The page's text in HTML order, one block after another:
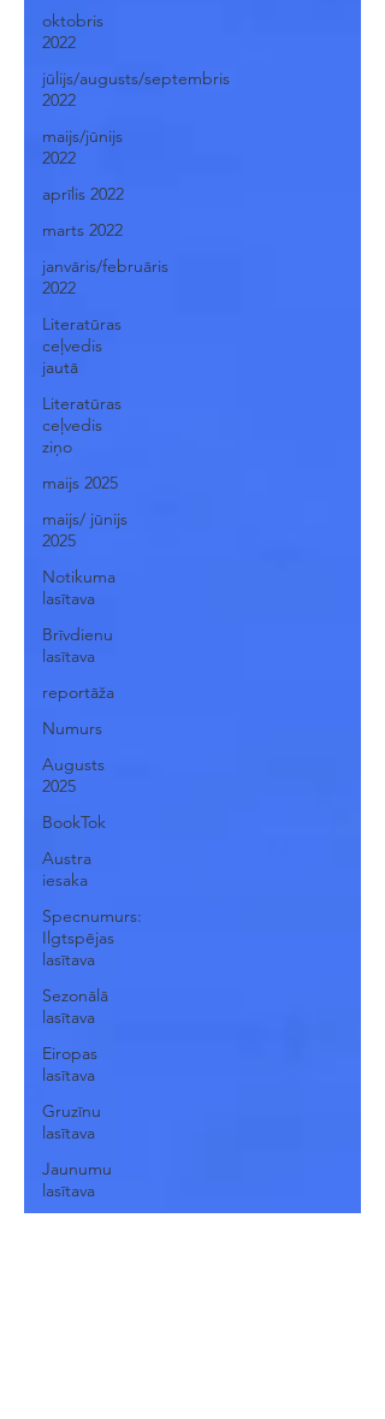
oktobris
2022
jūlijs/augusts/septembris
2022
maijs/jūnijs
2022
aprīlis 2022
marts 2022
janvāris/februāris
2022
Literatūras
ceļvedis
jautā
Literatūras
ceļvedis
ziņo
maijs 2025
maijs/ jūnijs
2025
Notikuma
lasītava
Brīvdienu
lasītava
reportāža
Numurs
Augusts
2025
BookTok
Austra
iesaka
Specnumurs:
Ilgtspējas
lasītava
Sezonālā
lasītava
Eiropas
lasītava
Gruzīnu
lasītava
Jaunumu
lasītava